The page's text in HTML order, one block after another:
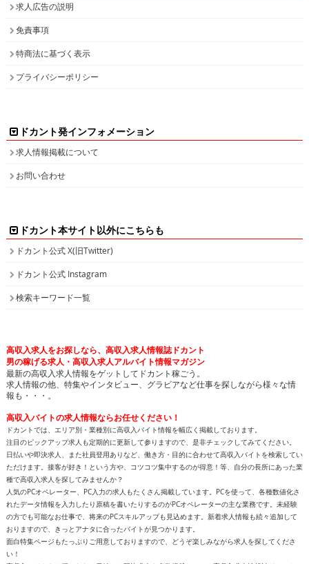
求人広告の説明
免責事項
特商法に基づく表示
プライバシーポリシー
ドカント発インフォメーション
求人情報掲載について
お問い合わせ
ドカント本サイト以外にこちらも
ドカント公式 X(旧Twitter)
ドカント公式 Instagram
検索キーワード一覧
高収入求人をお探しなら、高収入求人情報誌ドカント
男の稼げる求人・高収入求人アルバイト情報マガジン
最新の高収入求人情報をゲットしてドカント稼ごう。
求人情報の他、特集やインタビュー、グラビアなど仕事を探しながら様々な情
報も・・・。
高収入バイトの求人情報ならお任せください！
ドカントでは、エリア別・業種別に高収入バイト情報を幅広く掲載しております。
注目のピックアップ求人も定期的に更新して参りますので、是非チェックしてみてください。
日払いや即決求人、また社員登用ありなど、働き方・目的に合わせて高収入バイトを検索してい
ただけます。接客が好き！という方や、コツコツ集中するのが得意！等、自分の長所にあった業
種で高収入求人を探してみませんか？
人気のPCオペレーター、PC入力の求人もたくさん掲載しています。PCを使って、各種数値化さ
れたデータ情報を入力したり原稿を書いたりするのがPCオペレーターの主な業務です。未経験
の方でも可能なお仕事で、将来のPCスキルアップも見込めます。新着求人情報も続々追加して
おりますので、きっとアナタに合ったバイトが見つかります。
面白特集ページもたっぷりご用意しておりますので、どうぞ楽しみながら求人を探してくださ
い！